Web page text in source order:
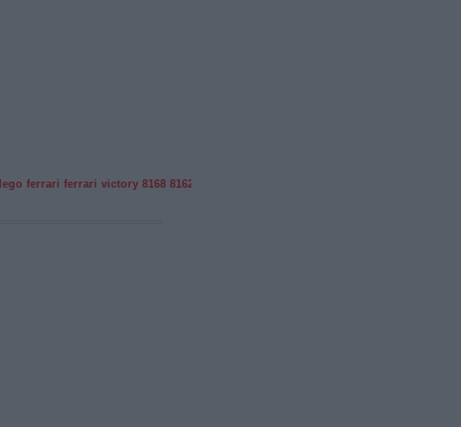
lego ferrari ferrari victory 8168 8162